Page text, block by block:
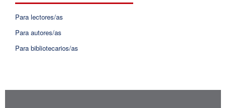
Para lectores/as
Para autores/as
Para bibliotecarios/as